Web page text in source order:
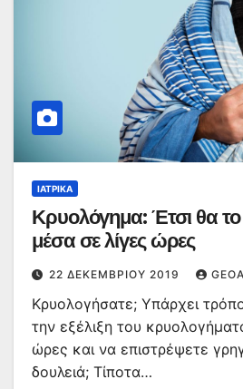
ΙΑΤΡΙΚΆ
Κρυολόγημα: Έτσι θα
μέσα σε λίγες ώρες
22 ΔΕΚΕΜΒΡΊΟΥ 2019
Κρυολογήσατε; Υπάρχει
την εξέλιξη του
ώρες και να επιστρέψετε
δουλειά; Τίποτα…